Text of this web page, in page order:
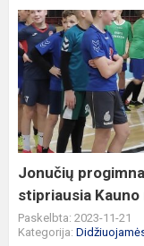
Jonučių
progimnazijos
futbolo
komanda
-
stipriausia
Kauno
r...
Jonučių
stipriausia Kauno
Paskelbta: 2023-11-21
Kategorija: